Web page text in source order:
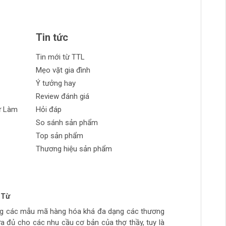
Làm
Tin tức
Tin mới từ TTL
Mẹo vặt gia đình
Ý tưởng hay
Review đánh giá
Hỏi đáp
So sánh sản phẩm
Top sản phẩm
Thương hiệu sản phẩm
Phong
tự làm hàng chất lượng giá sinh viên, thich hợp
các mẫu mã hàng hóa khá đa dạng các thương
đủ cho các nhu cầu cơ bản của thợ thầy, tuy là
huynh
túi tiền, số lượng hàng ít, thường phải đợi đặt